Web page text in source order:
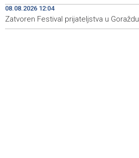
regiona
08.08.2026 12:04
Zatvoren Festival prijateljstva u Goraždu